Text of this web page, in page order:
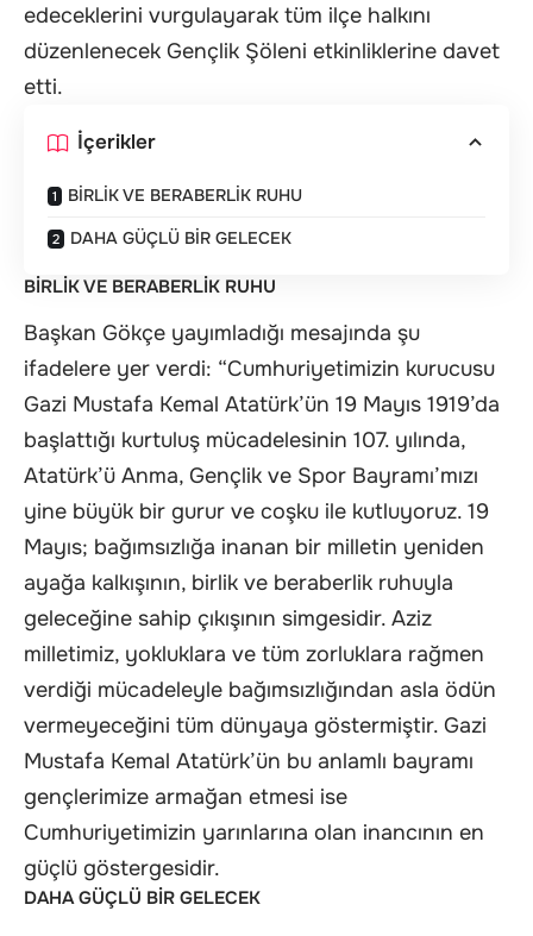
edeceklerini vurgulayarak tüm ilçe halkını
düzenlenecek Gençlik Şöleni etkinliklerine davet
etti.
İçerikler
BİRLİK VE BERABERLİK RUHU
DAHA GÜÇLÜ BİR GELECEK
BİRLİK VE BERABERLİK RUHU
Başkan Gökçe yayımladığı mesajında şu
ifadelere yer verdi: “Cumhuriyetimizin kurucusu
Gazi Mustafa Kemal Atatürk’ün 19 Mayıs 1919’da
başlattığı kurtuluş mücadelesinin 107. yılında,
Atatürk’ü Anma, Gençlik ve Spor Bayramı’mızı
yine büyük bir gurur ve coşku ile kutluyoruz. 19
Mayıs; bağımsızlığa inanan bir milletin yeniden
ayağa kalkışının, birlik ve beraberlik ruhuyla
geleceğine sahip çıkışının simgesidir. Aziz
milletimiz, yokluklara ve tüm zorluklara rağmen
verdiği mücadeleyle bağımsızlığından asla ödün
vermeyeceğini tüm dünyaya göstermiştir. Gazi
Mustafa Kemal Atatürk’ün bu anlamlı bayramı
gençlerimize armağan etmesi ise
Cumhuriyetimizin yarınlarına olan inancının en
güçlü göstergesidir.
DAHA GÜÇLÜ BİR GELECEK